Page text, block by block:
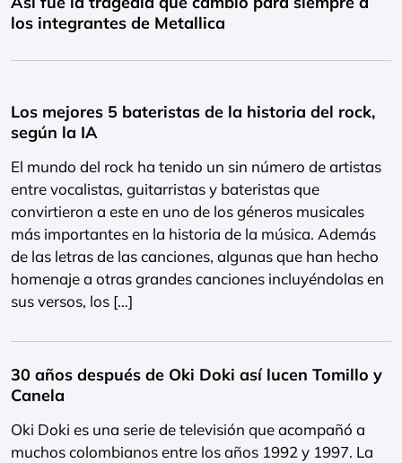
los integrantes de Metallica
Los mejores 5 bateristas de la historia del rock,
según la IA
El mundo del rock ha tenido un sin número de artistas
entre vocalistas, guitarristas y bateristas que
convirtieron a este en uno de los géneros musicales
más importantes en la historia de la música. Además
de las letras de las canciones, algunas que han hecho
homenaje a otras grandes canciones incluyéndolas en
sus versos, los […]
30 años después de Oki Doki así lucen Tomillo y
Canela
Oki Doki es una serie de televisión que acompañó a
muchos colombianos entre los años 1992 y 1997. La